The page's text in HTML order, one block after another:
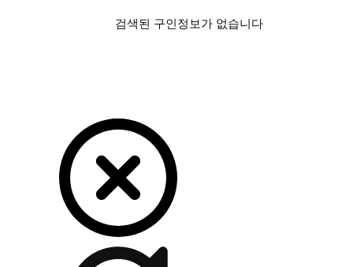
검색된 구인정보가 없습니다